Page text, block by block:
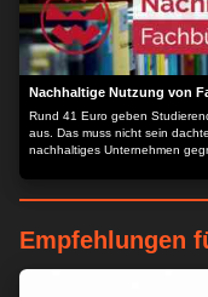
Nachhaltige Nutzung von
Rund 41 Euro geben
aus. Das muss nicht sein
nachhaltiges Unternehmen
Empfehlungen